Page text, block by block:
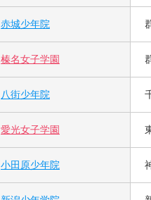
赤城少年院
榛名女子学園
八街少年院
愛光女子学園
小田原少年院